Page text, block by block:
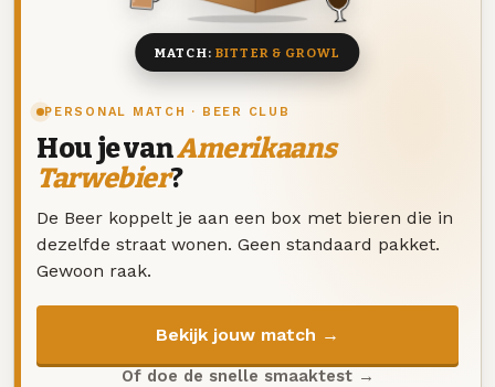
PERSONAL MATCH · BEER CLUB
Hou je vanAmerikaans
Tarwebier?
De Beer koppelt je aan een box met bieren die in
dezelfde straat wonen. Geen standaard pakket.
Gewoon raak.
Bekijk jouw match →
Of doe de snelle smaaktest →
MATCH: BITTER & GROWL